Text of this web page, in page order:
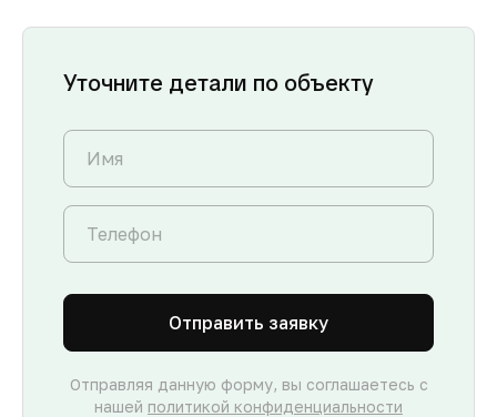
Уточните детали по объекту
Отправить заявку
Отправляя данную форму, вы соглашаетесь с
нашей политикой конфиденциальности